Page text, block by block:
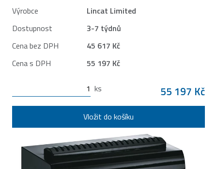
Výrobce
Lincat Limited
Dostupnost
3-7 týdnů
Cena bez DPH
45 617 Kč
Cena s DPH
55 197 Kč
ks 55 197 Kč
Vložit do košíku